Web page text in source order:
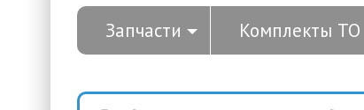
Запчасти Комплекты ТО